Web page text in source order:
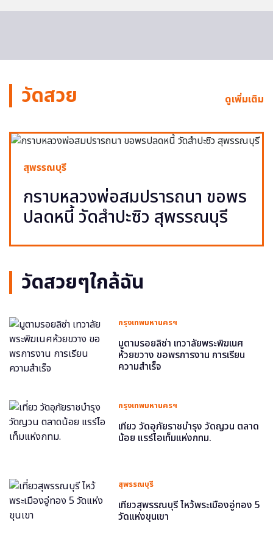
วัดสวย ดูเพิ่มเติม
สุพรรณบุรี
กราบหลวงพ่อสมปรารถนา ขอพร
ปลดหนี้ วัดสำปะซิว สุพรรณบุรี
วัดสวยๆใกล้ฉัน
กรุงเทพมหานครฯ
มูตามรอยลิซ่า เทวาลัยพระพิฆเนศ
ห้วยขวาง ขอพรการงาน การเรียน
ความสำเร็จ
กรุงเทพมหานครฯ
เที่ยว วัดอุภัยราชบำรุง วัดญวน ตลาด
น้อย แรร์ไอเท็มแห่งกทม.
สุพรรณบุรี
เที่ยวสุพรรณบุรี ไหว้พระเมืองอู่ทอง 5
วัดแห่งขุนเขา